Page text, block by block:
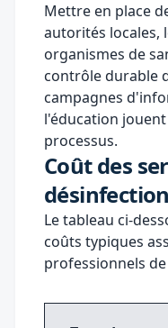
Mettre en place
autorités locales,
organismes de
contrôle durable
campagnes
l'éducation
processus.
Coût des
désinfection
Le tableau ci-
coûts typiques
professionnels